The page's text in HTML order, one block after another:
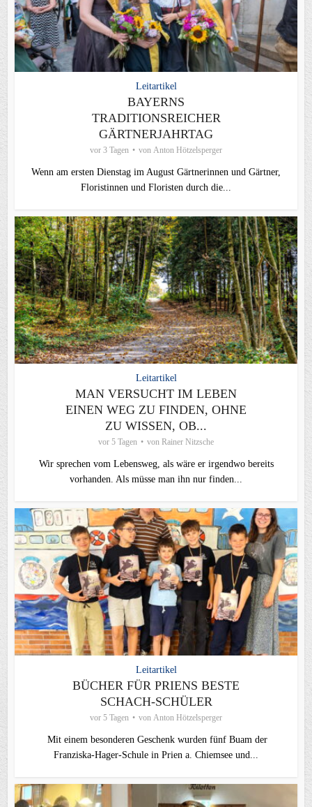
Leitartikel
BAYERNS
TRADITIONSREICHER
GÄRTNERJAHRTAG
vor 3 Tagen von Anton Hötzelsperger
Wenn am ersten Dienstag im August Gärtnerinnen und Gärtner,
Floristinnen und Floristen durch die...
Leitartikel
MAN VERSUCHT IM LEBEN
EINEN WEG ZU FINDEN, OHNE
ZU WISSEN, OB...
vor 5 Tagen von Rainer Nitzsche
Wir sprechen vom Lebensweg, als wäre er irgendwo bereits
vorhanden. Als müsse man ihn nur finden...
Leitartikel
BÜCHER FÜR PRIENS BESTE
SCHACH-SCHÜLER
vor 5 Tagen von Anton Hötzelsperger
Mit einem besonderen Geschenk wurden fünf Buam der
Franziska-Hager-Schule in Prien a. Chiemsee und...